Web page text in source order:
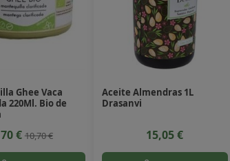
Ghee Vaca
220Ml. Bio de
€ 10,70 €
Aceite Almendras 1L
Drasanvi
15,05 €